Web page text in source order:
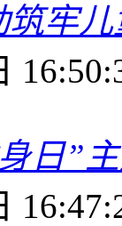
牢
日”